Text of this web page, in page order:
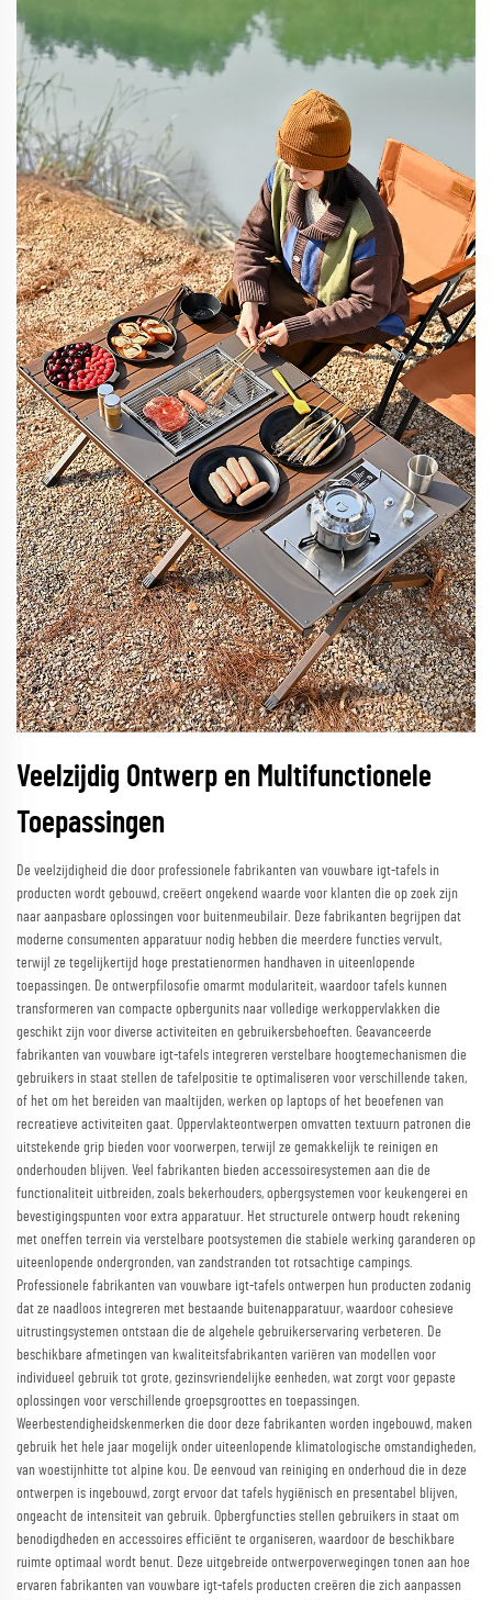
Veelzijdig Ontwerp en Multifunctionele
Toepassingen
De veelzijdigheid die door professionele fabrikanten van vouwbare igt-tafels in
producten wordt gebouwd, creëert ongekend waarde voor klanten die op zoek zijn
naar aanpasbare oplossingen voor buitenmeubilair. Deze fabrikanten begrijpen dat
moderne consumenten apparatuur nodig hebben die meerdere functies vervult,
terwijl ze tegelijkertijd hoge prestatienormen handhaven in uiteenlopende
toepassingen. De ontwerpfilosofie omarmt modulariteit, waardoor tafels kunnen
transformeren van compacte opbergunits naar volledige werkoppervlakken die
geschikt zijn voor diverse activiteiten en gebruikersbehoeften. Geavanceerde
fabrikanten van vouwbare igt-tafels integreren verstelbare hoogtemechanismen die
gebruikers in staat stellen de tafelpositie te optimaliseren voor verschillende taken,
of het om het bereiden van maaltijden, werken op laptops of het beoefenen van
recreatieve activiteiten gaat. Oppervlakteontwerpen omvatten textuurn patronen die
uitstekende grip bieden voor voorwerpen, terwijl ze gemakkelijk te reinigen en
onderhouden blijven. Veel fabrikanten bieden accessoiresystemen aan die de
functionaliteit uitbreiden, zoals bekerhouders, opbergsystemen voor keukengerei en
bevestigingspunten voor extra apparatuur. Het structurele ontwerp houdt rekening
met oneffen terrein via verstelbare pootsystemen die stabiele werking garanderen op
uiteenlopende ondergronden, van zandstranden tot rotsachtige campings.
Professionele fabrikanten van vouwbare igt-tafels ontwerpen hun producten zodanig
dat ze naadloos integreren met bestaande buitenapparatuur, waardoor cohesieve
uitrustingsystemen ontstaan die de algehele gebruikerservaring verbeteren. De
beschikbare afmetingen van kwaliteitsfabrikanten variëren van modellen voor
individueel gebruik tot grote, gezinsvriendelijke eenheden, wat zorgt voor gepaste
oplossingen voor verschillende groepsgroottes en toepassingen.
Weerbestendigheidskenmerken die door deze fabrikanten worden ingebouwd, maken
gebruik het hele jaar mogelijk onder uiteenlopende klimatologische omstandigheden,
van woestijnhitte tot alpine kou. De eenvoud van reiniging en onderhoud die in deze
ontwerpen is ingebouwd, zorgt ervoor dat tafels hygiënisch en presentabel blijven,
ongeacht de intensiteit van gebruik. Opbergfuncties stellen gebruikers in staat om
benodigdheden en accessoires efficiënt te organiseren, waardoor de beschikbare
ruimte optimaal wordt benut. Deze uitgebreide ontwerpoverwegingen tonen aan hoe
ervaren fabrikanten van vouwbare igt-tafels producten creëren die zich aanpassen